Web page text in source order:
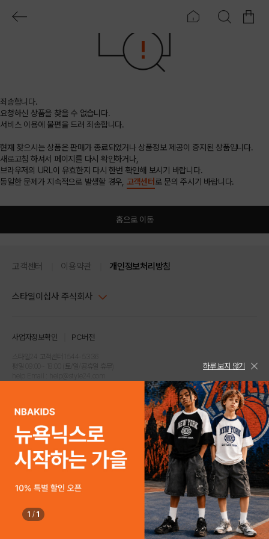
죄송합니다.
요청하신 상품을 찾을 수 없습니다.
서비스 이용에 불편을 드려 죄송합니다.
현재 찾으시는 상품은 판매가 종료되었거나 상품정보 제공이 중지된 상품입니다.
새로고침 하셔서 페이지를 다시 확인하거나,
브라우저의 URL이 유효한지 다시 한번 확인해 보시기 바랍니다.
동일한 문제가 지속적으로 발생할 경우, 고객센터 로 문의 주시기 바랍니다.
홈으로 이동
고객센터 이용약관 개인정보처리방침
스타일이십사 주식회사
주소 : 서울시 강남구 논현로 633, 6층 (논현동, 한세엠케이빌딩)
사업자등록번호 : 116-81-32499
통신판매업신고번호 : 제 2024-서울강남-04239
고객센터 1544-5336(평일 09:00~ 18:00 토/일/공휴일 휴무)
사업자정보확인 PC버전
스타일24 고객센터 1544-5336
평일 09:00~ 18:00 (토/일/공휴일 휴무)
COPYRIGHTⓒ2021 STYLE24 ALL RIGHTS RESERVED.
하루 보지 않기
1 / 1